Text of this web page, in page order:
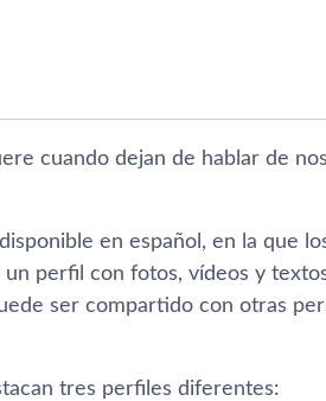
cuando dejan de hablar de
en español, en la que
perfil con fotos, ví­deos y
ser compartido con otras
tres perfiles diferentes: